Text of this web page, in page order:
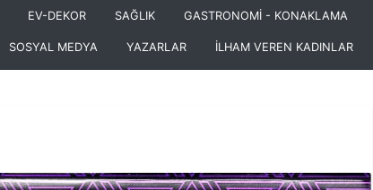
EV-DEKOR SAĞLIK GASTRONOMİ - KONAKLAMA
SOSYAL MEDYA YAZARLAR İLHAM VEREN KADINLAR